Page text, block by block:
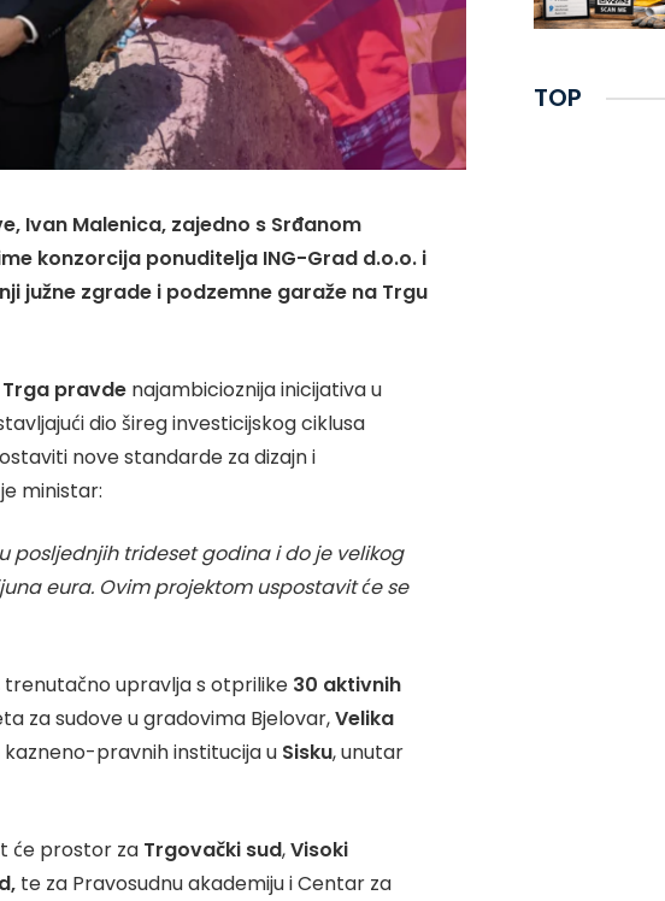
Ivan Malenica, zajedno s Srđanom
konzorcija ponuditelja ING-Grad d.o.o. i
južne zgrade i podzemne garaže na Trgu
Trga pravde najambicioznija inicijativa u
dio šireg investicijskog ciklusa
nove standarde za dizajn i
ministar:
posljednjih trideset godina i do je velikog
eura. Ovim projektom uspostavit će se
trenutačno upravlja s otprilike 30 aktivnih
za sudove u gradovima Bjelovar,Velika
kazneno-pravnih institucija u Sisku, unutar
će prostor za Trgovački sud,Visoki
te za Pravosudnu akademiju i Centar za
TOP